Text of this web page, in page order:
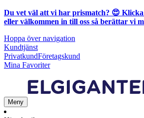
Du vet väl att vi har prismatch? 😍
eller välkommen in till oss så berättar vi
Hoppa över navigation
Kundtjänst
PrivatkundFöretagskund
Mina Favoriter
Meny